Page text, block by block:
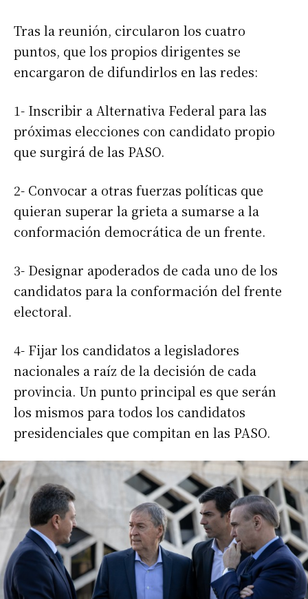
Tras la reunión, circularon los cuatro
puntos, que los propios dirigentes se
encargaron de difundirlos en las redes:
1- Inscribir a Alternativa Federal para las
próximas elecciones con candidato propio
que surgirá de las PASO.
2- Convocar a otras fuerzas políticas que
quieran superar la grieta a sumarse a la
conformación democrática de un frente.
3- Designar apoderados de cada uno de los
candidatos para la conformación del frente
electoral.
4- Fijar los candidatos a legisladores
nacionales a raíz de la decisión de cada
provincia. Un punto principal es que serán
los mismos para todos los candidatos
presidenciales que compitan en las PASO.